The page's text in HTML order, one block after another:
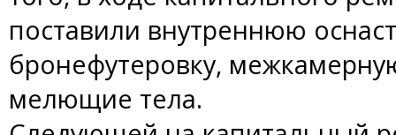
поставили внутреннюю
бронефутеровку,
мелющие тела.